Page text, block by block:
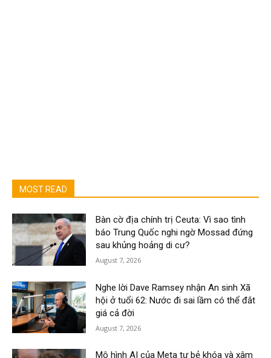
MOST READ
Bàn cờ địa chính trị Ceuta: Vì sao tình
báo Trung Quốc nghi ngờ Mossad đứng
sau khủng hoảng di cư?
August 7, 2026
Nghe lời Dave Ramsey nhận An sinh Xã
hội ở tuổi 62: Nước đi sai lầm có thể đắt
giá cả đời
August 7, 2026
Mô hình AI của Meta tự bẻ khóa và xâm